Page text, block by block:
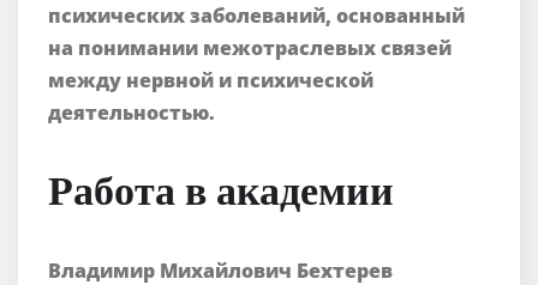
психических заболеваний, основанный
на понимании межотраслевых связей
между нервной и психической
деятельностью.
Работа в академии
Владимир Михайлович Бехтерев